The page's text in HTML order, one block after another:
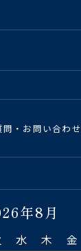
問・お問い合わせ
年8月
水 木 金